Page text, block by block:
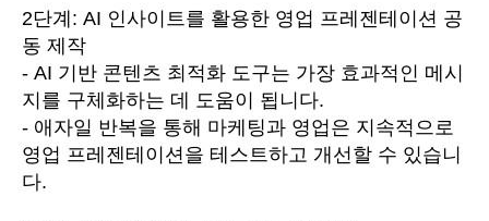
2단계: AI 인사이트를 활용한 영업 프레젠테이션 공
동 제작
- AI 기반 콘텐츠 최적화 도구는 가장 효과적인 메시
지를 구체화하는 데 도움이 됩니다.
- 애자일 반복을 통해 마케팅과 영업은 지속적으로
영업 프레젠테이션을 테스트하고 개선할 수 있습니
다.